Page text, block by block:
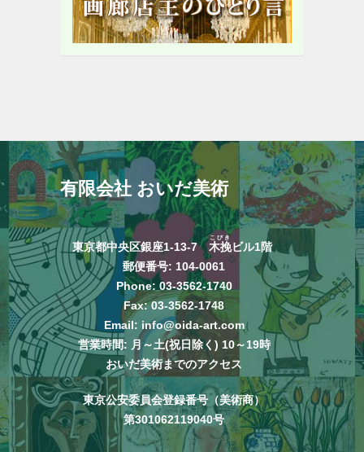
有限会社 おいだ美術
東京都中央区銀座1-13-7木挽
こびき
ビル1階
郵便番号: 104-0061
Phone: 03-3562-1740
Fax: 03-3562-1748
Email: info@oida-art.com
営業時間: 月～土(祝日除く) 10～19時
おいだ美術までのアクセス
東京公安委員会登録番号（美術商）
第301062119040号